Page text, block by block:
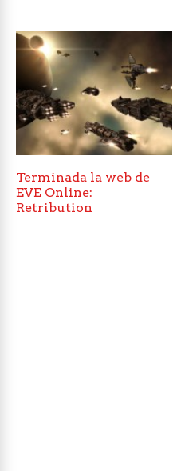
Terminada la web de
EVE Online:
Retribution